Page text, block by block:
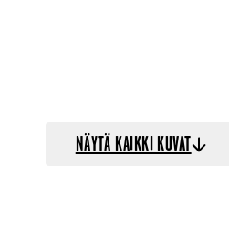
NÄYTÄ KAIKKI KUVAT